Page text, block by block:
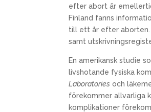
efter abort är
Finland fanns
till ett år efter aborten.
samt
En amerikansk studie
livshotande fysiska
Laboratories och
förekommer allvarliga
komplikationer